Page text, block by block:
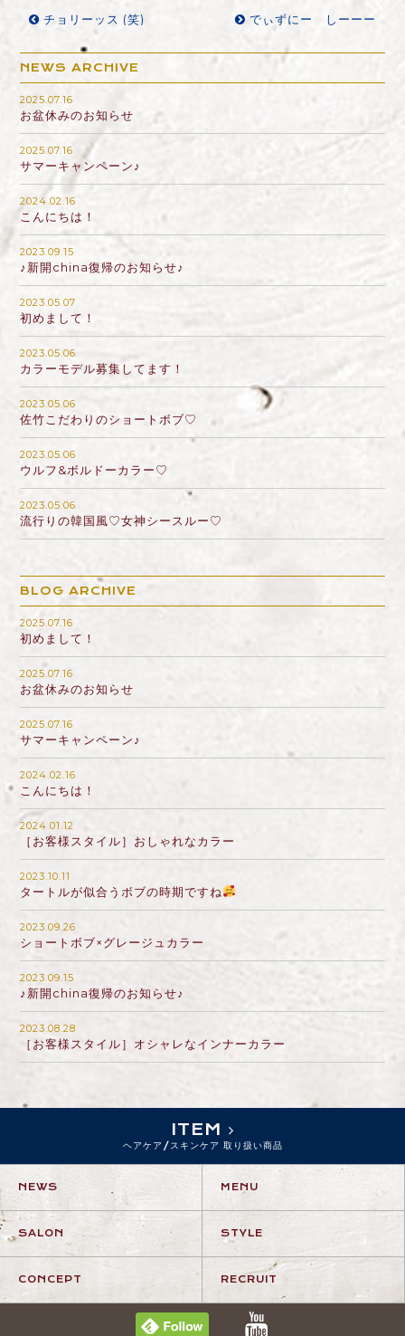
チョリーッス (笑) でぃずにー しーーー
NEWS ARCHIVE
2025.07.16
お盆休みのお知らせ
2025.07.16
サマーキャンペーン♪
2024.02.16
こんにちは！
2023.09.15
♪新開china復帰のお知らせ♪
2023.05.07
初めまして！
2023.05.06
カラーモデル募集してます！
2023.05.06
佐竹こだわりのショートボブ♡
2023.05.06
ウルフ&ボルドーカラー♡
2023.05.06
流行りの韓国風♡女神シースルー♡
BLOG ARCHIVE
2025.07.16
初めまして！
2025.07.16
お盆休みのお知らせ
2025.07.16
サマーキャンペーン♪
2024.02.16
こんにちは！
2024.01.12
［お客様スタイル］おしゃれなカラー
2023.10.11
タートルが似合うボブの時期ですね
2023.09.26
ショートボブ×グレージュカラー
2023.09.15
♪新開china復帰のお知らせ♪
2023.08.28
［お客様スタイル］オシャレなインナーカラー
ITEM
ヘアケア/スキンケア 取り扱い商品
NEWS MENU
SALON STYLE
CONCEPT RECRUIT